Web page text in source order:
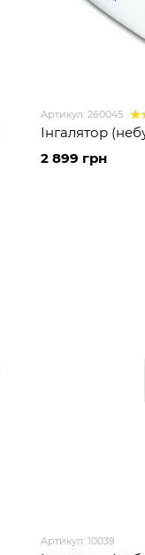
Артикул: 260045
Інгалятор
2 899 грн
Артикул: 10039